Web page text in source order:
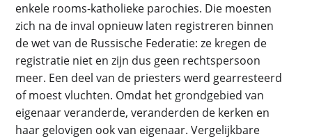
enkele rooms-katholieke parochies. Die moesten
zich na de inval opnieuw laten registreren binnen
de wet van de Russische Federatie: ze kregen de
registratie niet en zijn dus geen rechtspersoon
meer. Een deel van de priesters werd gearresteerd
of moest vluchten. Omdat het grondgebied van
eigenaar veranderde, veranderden de kerken en
haar gelovigen ook van eigenaar. Vergelijkbare